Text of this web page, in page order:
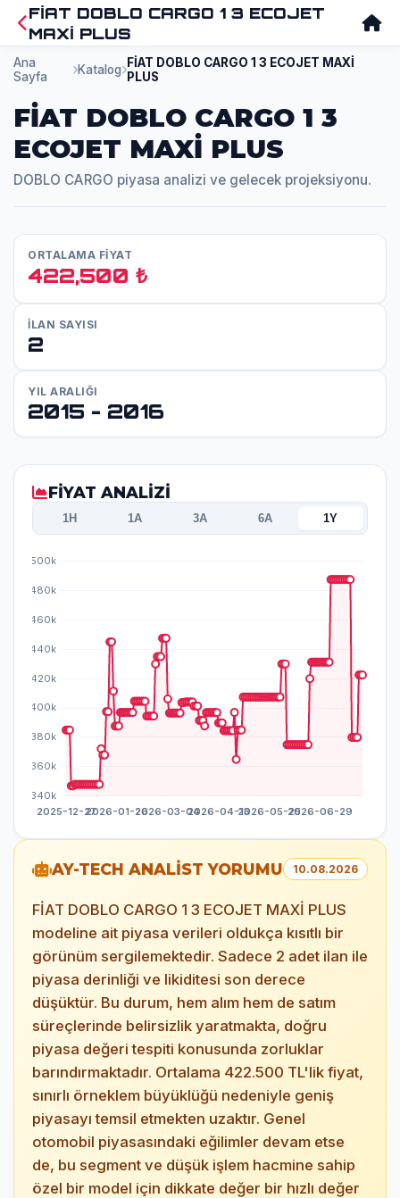
FİAT DOBLO CARGO 1 3 ECOJET
MAXİ PLUS
Ana
Sayfa
Katalog
FİAT DOBLO CARGO 1 3 ECOJET MAXİ
PLUS
FİAT DOBLO CARGO 1 3
ECOJET MAXİ PLUS
DOBLO CARGO piyasa analizi ve gelecek projeksiyonu.
ORTALAMA FİYAT
422,500 ₺
İLAN SAYISI
2
YIL ARALIĞI
2015 - 2016
FİYAT ANALİZİ
1H 1A 3A 6A 1Y
AY-TECH ANALİST YORUMU 10.08.2026
FİAT DOBLO CARGO 1 3 ECOJET MAXİ PLUS
modeline ait piyasa verileri oldukça kısıtlı bir
görünüm sergilemektedir. Sadece 2 adet ilan ile
piyasa derinliği ve likiditesi son derece
düşüktür. Bu durum, hem alım hem de satım
süreçlerinde belirsizlik yaratmakta, doğru
piyasa değeri tespiti konusunda zorluklar
barındırmaktadır. Ortalama 422.500 TL'lik fiyat,
sınırlı örneklem büyüklüğü nedeniyle geniş
piyasayı temsil etmekten uzaktır. Genel
otomobil piyasasındaki eğilimler devam etse
de, bu segment ve düşük işlem hacmine sahip
özel bir model için dikkate değer bir hızlı değer